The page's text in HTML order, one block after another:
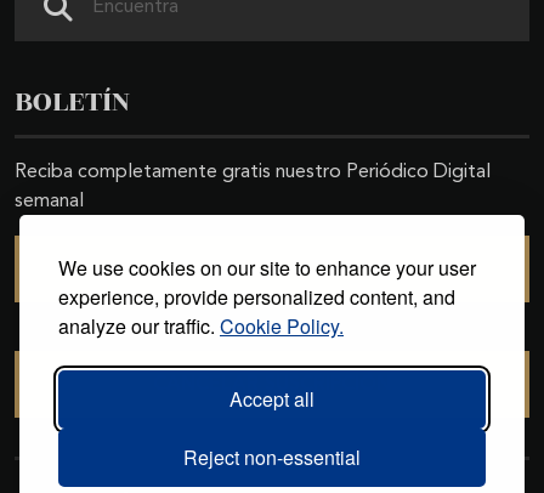
We use cookies on our site to enhance your user
experience, provide personalized content, and
analyze our traffic. Cookie Policy.
Accept all
Reject non-essential
BOLETÍN
Reciba completamente gratis nuestro Periódico Digital
semanal
SUSCRIBIRSE